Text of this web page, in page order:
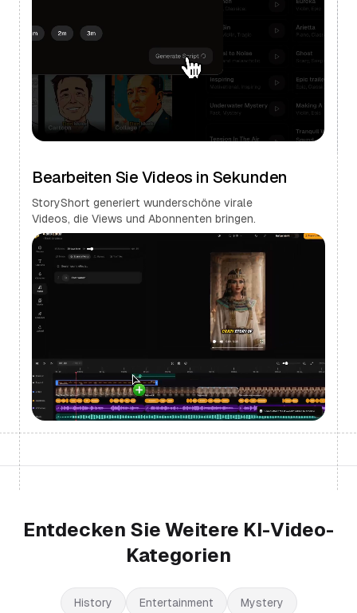
Bearbeiten Sie Videos in Sekunden
StoryShort generiert wunderschöne virale
Videos, die Views und Abonnenten bringen.
Entdecken Sie Weitere KI-Video-
Kategorien
History Entertainment Mystery